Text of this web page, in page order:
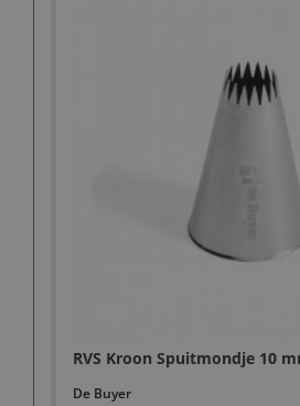
RVS Kroon Spuitmondje 10
De Buyer